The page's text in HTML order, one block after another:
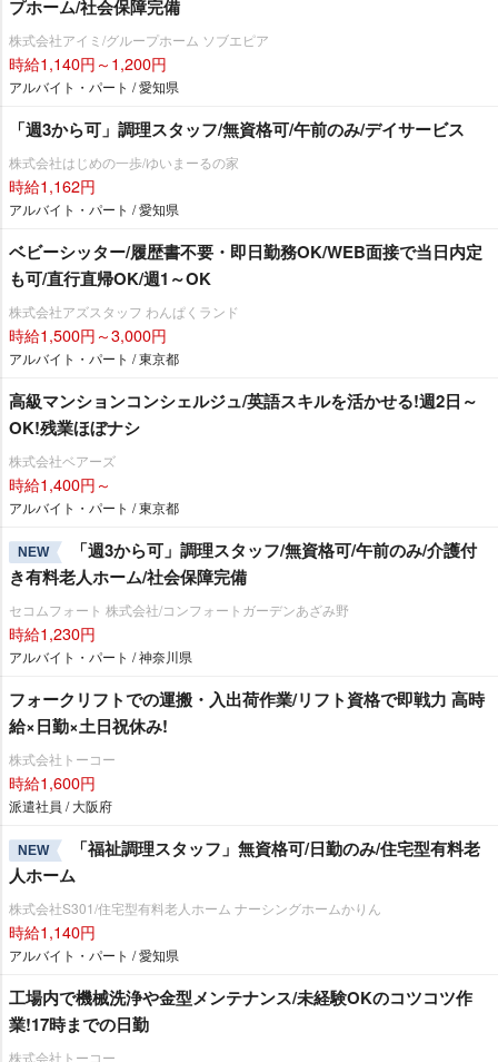
プホーム/社会保障完備
株式会社アイミ/グループホーム ソブエピア
時給1,140円～1,200円
アルバイト・パート / 愛知県
「週3から可」調理スタッフ/無資格可/午前のみ/デイサービス
株式会社はじめの一歩/ゆいまーるの家
時給1,162円
アルバイト・パート / 愛知県
ベビーシッター/履歴書不要・即日勤務OK/WEB面接で当日内定
も可/直行直帰OK/週1～OK
株式会社アズスタッフ わんぱくランド
時給1,500円～3,000円
アルバイト・パート / 東京都
高級マンションコンシェルジュ/英語スキルを活かせる!週2日～
OK!残業ほぼナシ
株式会社ベアーズ
時給1,400円～
アルバイト・パート / 東京都
NEW
「週3から可」調理スタッフ/無資格可/午前のみ/介護付
き有料老人ホーム/社会保障完備
セコムフォート 株式会社/コンフォートガーデンあざみ野
時給1,230円
アルバイト・パート / 神奈川県
フォークリフトでの運搬・入出荷作業/リフト資格で即戦力 高時
給×日勤×土日祝休み!
株式会社トーコー
時給1,600円
派遣社員 / 大阪府
NEW
「福祉調理スタッフ」無資格可/日勤のみ/住宅型有料老
人ホーム
株式会社S301/住宅型有料老人ホーム ナーシングホームかりん
時給1,140円
アルバイト・パート / 愛知県
工場内で機械洗浄や金型メンテナンス/未経験OKのコツコツ作
業!17時までの日勤
株式会社トーコー